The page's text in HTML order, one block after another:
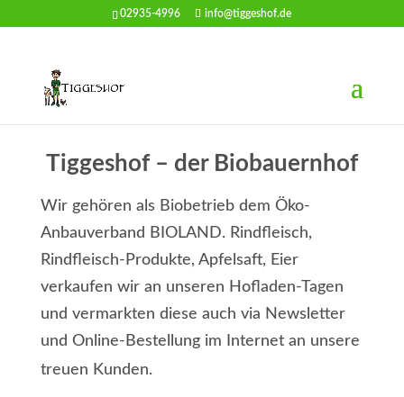
02935-4996 info@tiggeshof.de
Tiggeshof – der Biobauernhof
Wir gehören als Biobetrieb dem Öko-
Anbauverband BIOLAND. Rindfleisch,
Rindfleisch-Produkte, Apfelsaft, Eier
verkaufen wir an unseren Hofladen-Tagen
und vermarkten diese auch via Newsletter
und Online-Bestellung im Internet an unsere
treuen Kunden.